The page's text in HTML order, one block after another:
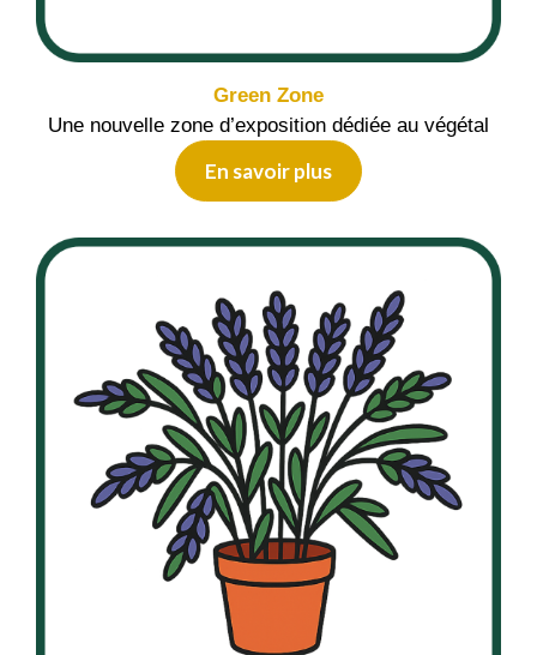
Green Zone
Une nouvelle zone d’exposition dédiée au végétal
En savoir plus